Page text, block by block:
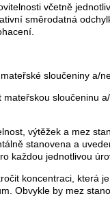
včetně
směrodatná
sloučeniny a/
sloučeninu
výtěžek a mez
stanovena a
každou jednotlivou
koncentraci, která
Obvykle by mez